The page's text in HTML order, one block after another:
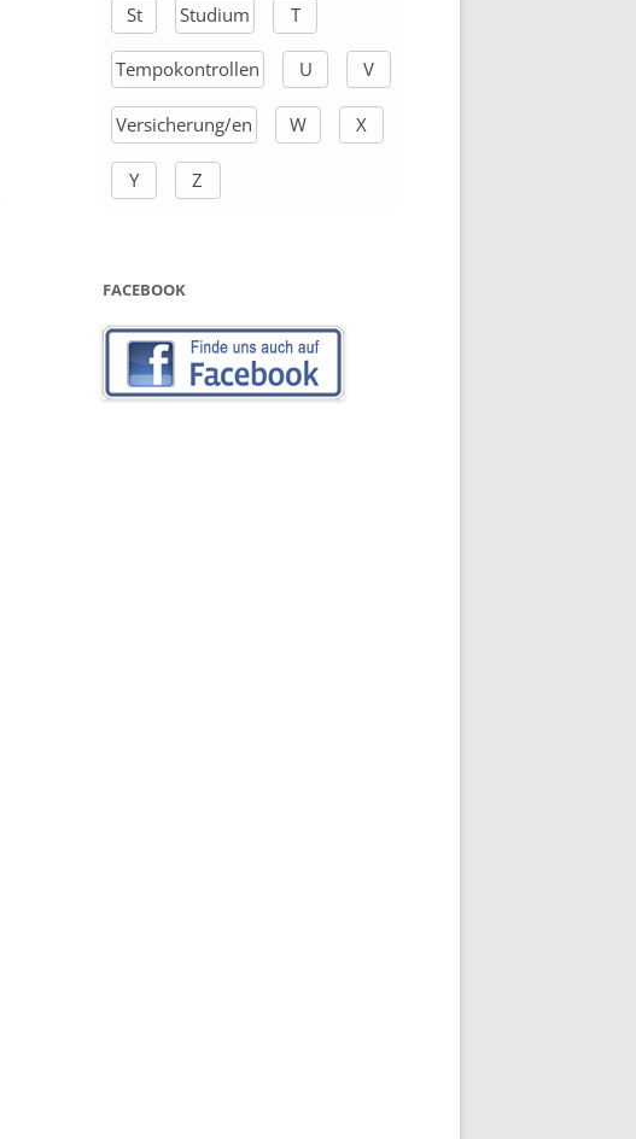
St Studium T
Tempokontrollen U V
Versicherung/en W X
Y Z
FACEBOOK